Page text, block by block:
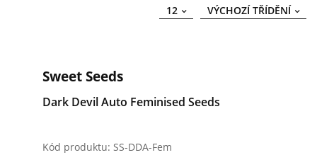
VÝCHOZÍ TŘÍDĚNÍ
12
Sweet Seeds
Dark Devil Auto Feminised Seeds
Kód produktu: SS-DDA-Fem